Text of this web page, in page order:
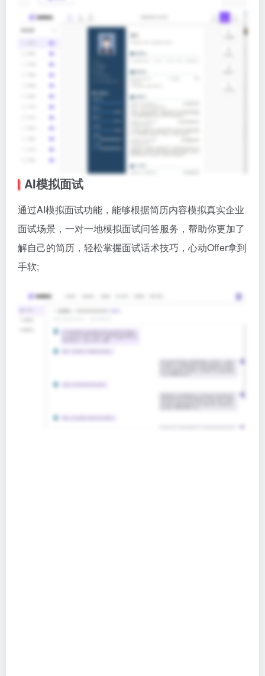
AI模拟面试
通过AI模拟面试功能，能够根据简历内容模拟真实企业
面试场景，一对一地模拟面试问答服务，帮助你更加了
解自己的简历，轻松掌握面试话术技巧，心动Offer拿到
手软;